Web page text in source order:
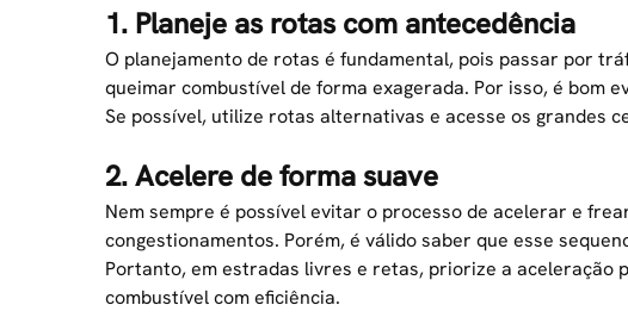
1. Planeje as rotas com antecedência
O planejamento de rotas é fundamental, pois passar por
queimar combustível de forma exagerada. Por isso, é bom
Se possível, utilize rotas alternativas e acesse os grandes
2. Acelere de forma suave
Nem sempre é possível evitar o processo de acelerar e
congestionamentos. Porém, é válido saber que esse
Portanto, emestradas livres e retas, priorize a aceleração
combustível com eficiência.